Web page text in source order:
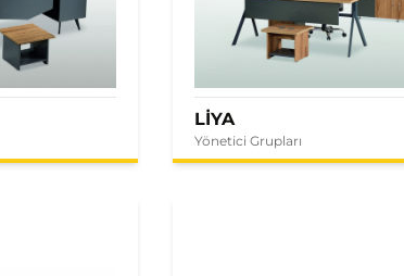
LİYA
Yönetici Grupları